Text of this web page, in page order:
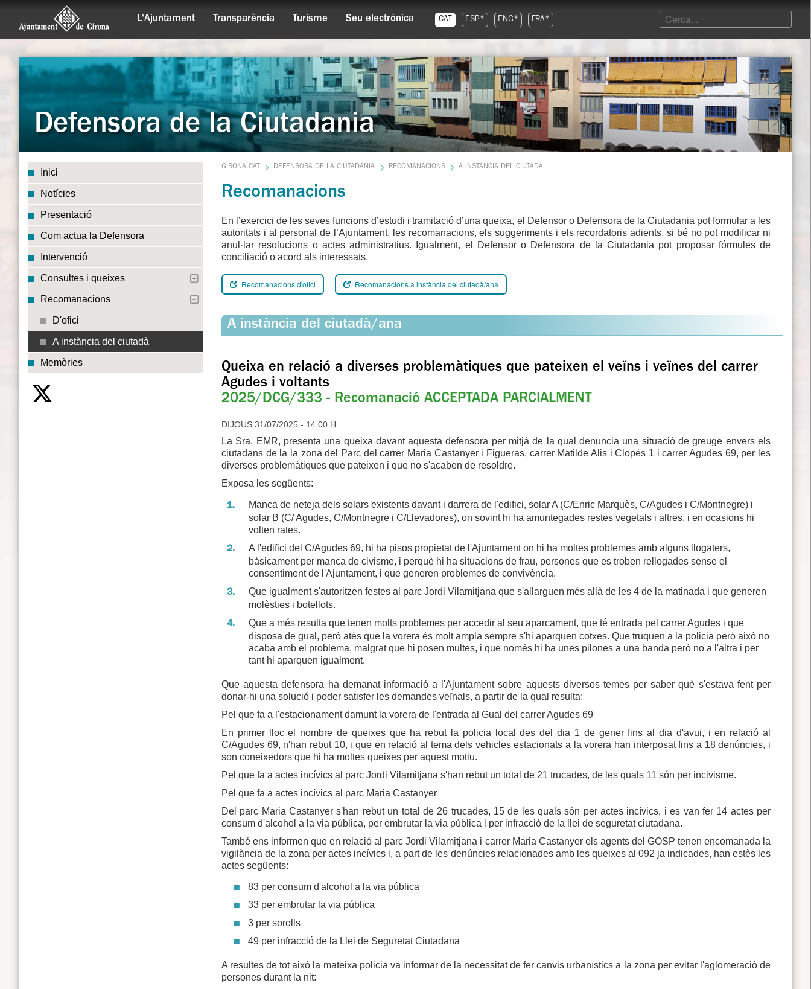
L'Ajuntament Transparència Turisme Seu electrònica CAT ESP* ENG* FRA*
Defensora de la Ciutadania
Inici
Notícies
Presentació
Com actua la Defensora
Intervenció
Consultes i queixes
Recomanacions
D'ofici
A instància del ciutadà
Memòries
GIRONA.CAT DEFENSORA DE LA CIUTADANIA RECOMANACIONS A INSTÀNCIA DEL CIUTADÀ
Recomanacions
En l’exercici de les seves funcions d’estudi i tramitació d’una queixa, el Defensor o Defensora de la Ciutadania pot formular a les
autoritats i al personal de l’Ajuntament, les recomanacions, els suggeriments i els recordatoris adients, si bé no pot modificar ni
anul·lar resolucions o actes administratius. Igualment, el Defensor o Defensora de la Ciutadania pot proposar fórmules de
conciliació o acord als interessats.
Recomanacions d'ofici Recomanacions a instància del ciutadà/ana
A instància del ciutadà/ana
Queixa en relació a diverses problemàtiques que pateixen el veïns i veïnes del carrer
Agudes i voltants
2025/DCG/333 - Recomanació ACCEPTADA PARCIALMENT
DIJOUS 31/07/2025 - 14.00 H
La Sra. EMR, presenta una queixa davant aquesta defensora per mitjà de la qual denuncia una situació de greuge envers els
ciutadans de la la zona del Parc del carrer Maria Castanyer i Figueras, carrer Matilde Alis i Clopés 1 i carrer Agudes 69, per les
diverses problemàtiques que pateixen i que no s'acaben de resoldre.
Exposa les següents:
Manca de neteja dels solars existents davant i darrera de l'edifici, solar A (C/Enric Marquès, C/Agudes i C/Montnegre) i
solar B (C/ Agudes, C/Montnegre i C/Llevadores), on sovint hi ha amuntegades restes vegetals i altres, i en ocasions hi
volten rates.
A l'edifici del C/Agudes 69, hi ha pisos propietat de l'Ajuntament on hi ha moltes problemes amb alguns llogaters,
bàsicament per manca de civisme, i perquè hi ha situacions de frau, persones que es troben rellogades sense el
consentiment de l'Ajuntament, i que generen problemes de convivència.
Que igualment s'autoritzen festes al parc Jordi Vilamitjana que s'allarguen més allà de les 4 de la matinada i que generen
molèsties i botellots.
Que a més resulta que tenen molts problemes per accedir al seu aparcament, que té entrada pel carrer Agudes i que
disposa de gual, però atès que la vorera és molt ampla sempre s'hi aparquen cotxes. Que truquen a la policia però això no
acaba amb el problema, malgrat que hi posen multes, i que només hi ha unes pilones a una banda però no a l'altra i per
tant hi aparquen igualment.
Que aquesta defensora ha demanat informació a l'Ajuntament sobre aquests diversos temes per saber què s'estava fent per
donar-hi una solució i poder satisfer les demandes veïnals, a partir de la qual resulta:
Pel que fa a l'estacionament damunt la vorera de l'entrada al Gual del carrer Agudes 69
En primer lloc el nombre de queixes que ha rebut la policia local des del dia 1 de gener fins al dia d'avui, i en relació al
C/Agudes 69, n'han rebut 10, i que en relació al tema dels vehicles estacionats a la vorera han interposat fins a 18 denúncies, i
son coneixedors que hi ha moltes queixes per aquest motiu.
Pel que fa a actes incívics al parc Jordi Vilamitjana s'han rebut un total de 21 trucades, de les quals 11 són per incivisme.
Pel que fa a actes incívics al parc Maria Castanyer
Del parc Maria Castanyer s'han rebut un total de 26 trucades, 15 de les quals són per actes incívics, i es van fer 14 actes per
consum d'alcohol a la via pública, per embrutar la via pública i per infracció de la llei de seguretat ciutadana.
També ens informen que en relació al parc Jordi Vilamitjana i carrer Maria Castanyer els agents del GOSP tenen encomanada la
vigilància de la zona per actes incívics i, a part de les denúncies relacionades amb les queixes al 092 ja indicades, han estès les
actes següents:
83 per consum d'alcohol a la via pública
33 per embrutar la via pública
3 per sorolls
49 per infracció de la Llei de Seguretat Ciutadana
A resultes de tot això la mateixa policia va informar de la necessitat de fer canvis urbanístics a la zona per evitar l'aglomeració de
persones durant la nit: